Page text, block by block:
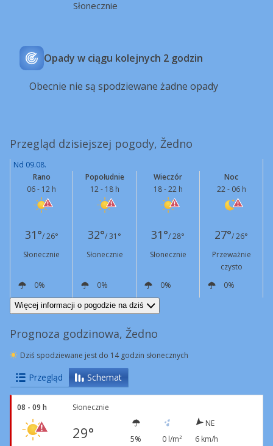
Słonecznie
Opady w ciągu kolejnych 2 godzin
Obecnie nie są spodziewane żadne opady
Przegląd dzisiejszej pogody, Žedno
Nd 09.08.
Rano
06 - 12 h
Popołudnie
12 - 18 h
Wieczór
18 - 22 h
Noc
22 - 06 h
31°/ 26° 32°/ 31° 31°/ 28° 27°/ 26°
Słonecznie
Słonecznie Słonecznie
Przeważnie
czysto
0%
0% 0%
0%
N
6 km/h W
19 km/h
Więcej informacji o pogodzie na dziś
Prognoza godzinowa, Žedno
Dziś spodziewane jest do 14 godzin słonecznych
Przegląd Schemat
08 - 09 h Słonecznie
29° 5% 0 l/m²
NE
6 km/h